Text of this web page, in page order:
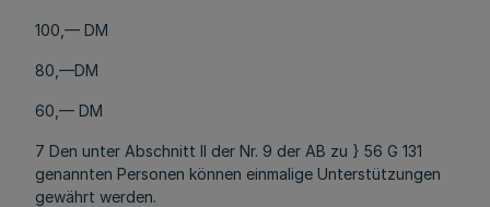
100,— DM
80,—DM
60,— DM
7 Den unter Abschnitt II der Nr. 9 der AB zu } 56 G 131
genannten Personen können einmalige Unterstützungen
gewährt werden.